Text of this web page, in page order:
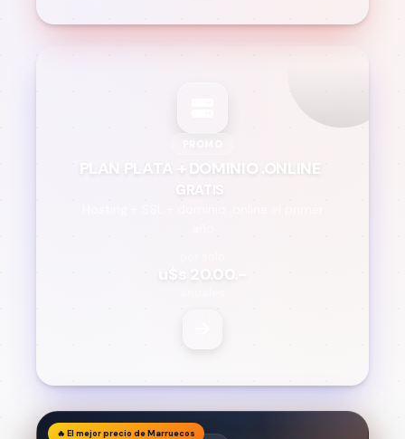
PLAN PLATA + DOMINIO .ONLINE
GRATIS
u$s 20.00.-
🔥 El mejor precio de Marruecos